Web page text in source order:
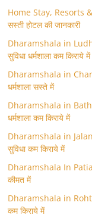
Home Stay, Resorts
सस्ती होटल की जानकारी
Dharamshala in
सुविधा धर्मशाला कम किराये में
Dharamshala in
धर्मशाला सस्ते में
Dharamshala in
धर्मशाला कम किराये में
Dharamshala in
सुविधा कम किराये में
Dharamshala In
कीमत में
Dharamshala in Rohtak
कम किराये में